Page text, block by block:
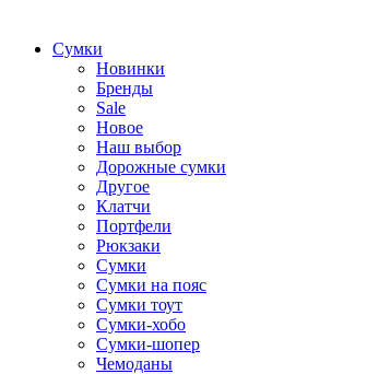
Cумки
Новинки
Бренды
Sale
Новое
Наш выбор
Дорожные сумки
Другое
Клатчи
Портфели
Рюкзаки
Сумки
Сумки на пояс
Сумки тоут
Сумки-хобо
Сумки-шопер
Чемоданы